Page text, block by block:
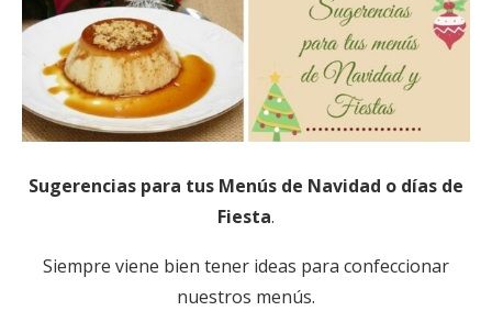
Sugerencias para tus Menús de Navidad o días de
Fiesta.
Siempre viene bien tener ideas para confeccionar
nuestros menús.